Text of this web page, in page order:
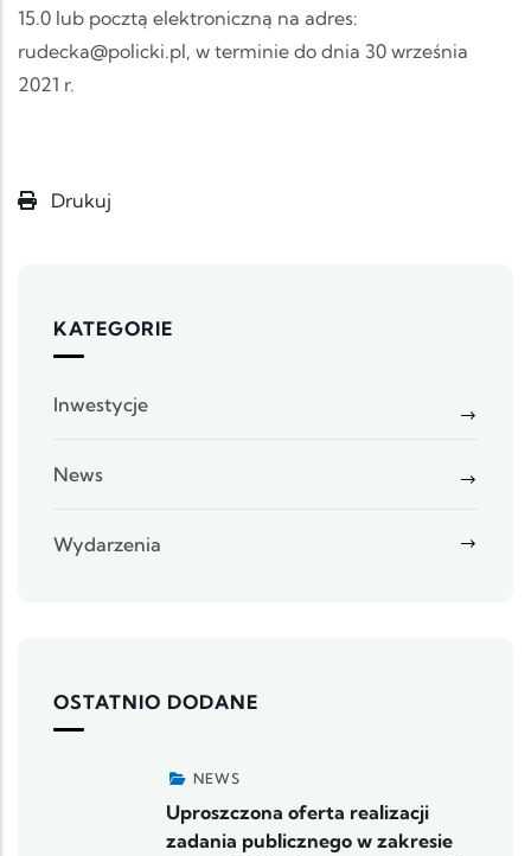
15.0 lub pocztą elektroniczną na adres:
rudecka@policki.pl, w terminie do dnia 30 września
2021 r.
Drukuj
KATEGORIE
Inwestycje
News
Wydarzenia
OSTATNIO DODANE
NEWS
Uproszczona oferta realizacji
zadania publicznego w zakresie